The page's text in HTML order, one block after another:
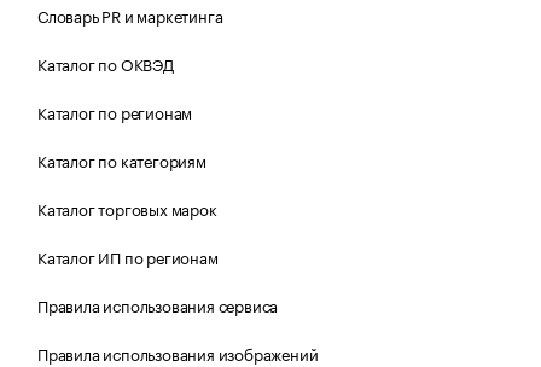
Словарь PR и маркетинга
Каталог по ОКВЭД
Каталог по регионам
Каталог по категориям
Каталог торговых марок
Каталог ИП по регионам
Правила использования сервиса
Правила использования изображений